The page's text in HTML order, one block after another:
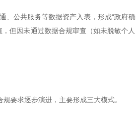
、公共服务等数据资产入表，形成“政府确
但因未通过数据合规审查（如未脱敏个人
要求逐步演进，主要形成三大模式。